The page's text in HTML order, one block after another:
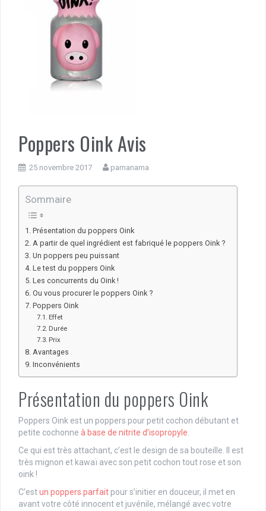
Poppers Oink Avis
25 novembre 2017 pamanama
Sommaire
Présentation du poppers Oink
A partir de quel ingrédient est fabriqué le poppers Oink ?
Un poppers peu puissant
Le test du poppers Oink
Les concurrents du Oink !
Ou vous procurer le poppers Oink ?
Poppers Oink
Effet
Durée
Prix
Avantages
Inconvénients
Présentation du poppers Oink
Poppers Oink est un poppers pour petit cochon débutant et
petite cochonne à base de nitrite d’isopropyle
Ce qui est très attachant, c’est le design de sa bouteille. Il est
très mignon et kawaï avec son petit cochon tout rose et son
oink !
C’estun poppers parfait pour s’initier en douceur, il met en
avant votre côté innocent et juvénile, mélangé avec votre